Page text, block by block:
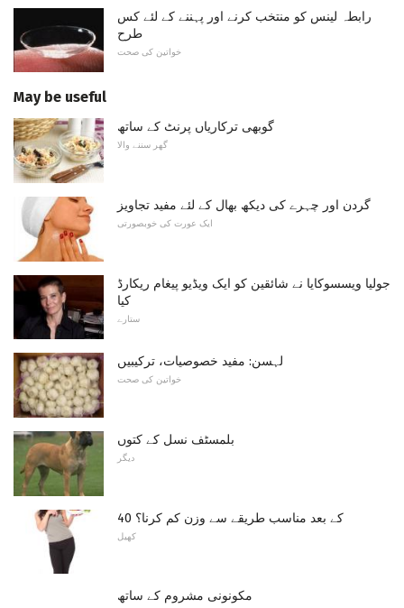
رابطہ لینس کو منتخب کرنے اور پہننے کے لئے کس
طرح
خواتین کی صحت
May be useful
گوبھی ترکاریاں پرنٹ کے ساتھ
گھر سننے والا
گردن اور چہرے کی دیکھ بھال کے لئے مفید تجاویز
ایک عورت کی خوبصورتی
جولیا ویسسوکایا نے شائقین کو ایک ویڈیو پیغام ریکارڈ
کیا
ستارے
لہسن: مفید خصوصیات، ترکیبیں
خواتین کی صحت
بلمسٹف نسل کے کتوں
دیگر
40 کے بعد مناسب طریقے سے وزن کم کرنا؟
کھیل
مکونونی مشروم کے ساتھ